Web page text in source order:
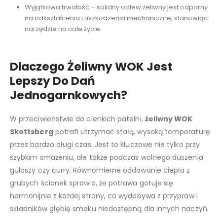
Wyjątkowa trwałość – solidny odlew żeliwny jest odporny
na odkształcenia i uszkodzenia mechaniczne, stanowiąc
narzędzie na całe życie.
Dlaczego Żeliwny WOK Jest
Lepszy Do Dań
Jednogarnkowych?
W przeciwieństwie do cienkich patelni, żeliwny WOK
Skottsbergpotrafi utrzymać stałą, wysoką temperaturę
przez bardzo długi czas. Jest to kluczowe nie tylko przy
szybkim smażeniu, ale także podczas wolnego duszenia
gulaszy czy curry. Równomierne oddawanie ciepła z
grubych ścianek sprawia, że potrawa gotuje się
harmonijnie z każdej strony, co wydobywa z przypraw i
składników głębię smaku niedostępną dla innych naczyń.